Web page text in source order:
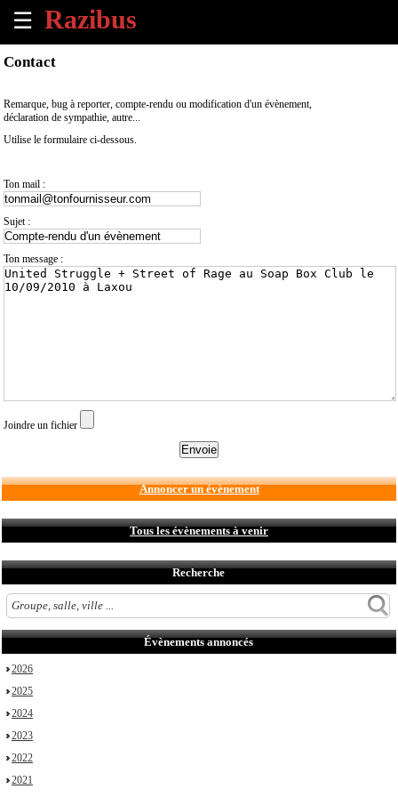
☰
×
les
venir
Annoncer
évènement
Contact
Remarque, bug à reporter, compte-rendu ou modification d'un évènement,
déclaration de sympathie, autre...
Utilise le formulaire ci-dessous.
Ton mail :
Sujet :
Ton message :
Joindre un fichier
Annoncer un évènement
Tous les évènements à venir
Recherche
Évènements annoncés
2026
2025
2024
2023
2022
2021